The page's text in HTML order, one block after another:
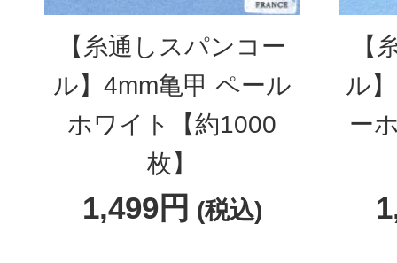
【糸通しスパンコー
ル】4mm亀甲 ペール
ホワイト【約1000
枚】
1,499円 (税込)
【
ル
ー